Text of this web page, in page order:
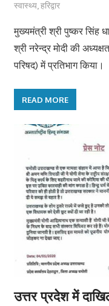
स्वास्थ्य,हरिद्वार
मुख्यमंत्री श्री पुष्कर सिंह
श्री नरेन्द्र मोदी की
परिषद) में प्रतिभाग किया।
READ MORE
उत्तर प्रदेश में